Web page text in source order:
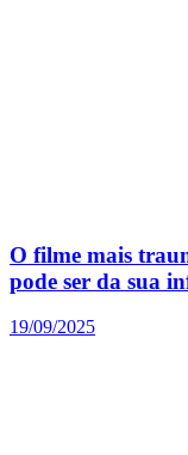
O filme mais
pode ser da sua
19/09/2025